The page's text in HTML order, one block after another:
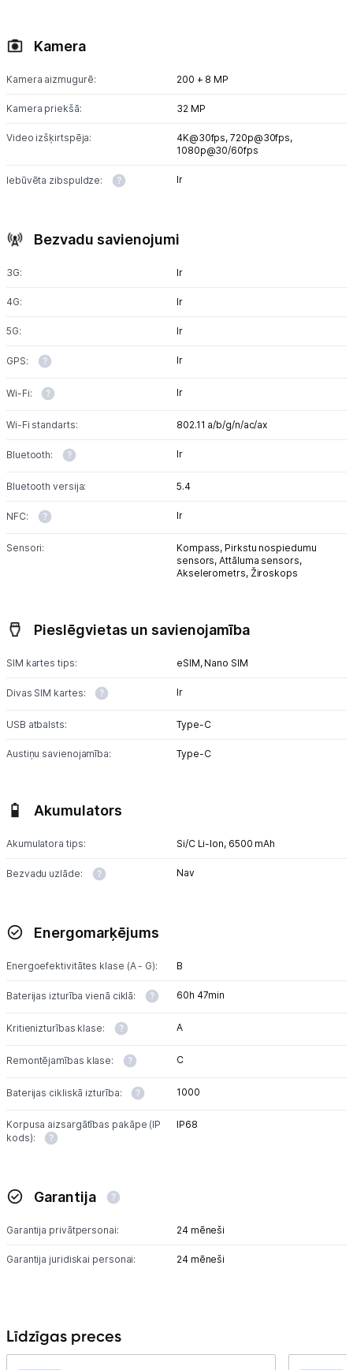
Kamera
Kamera aizmugurē: 200 + 8 MP
Kamera priekšā: 32 MP
Video izšķirtspēja: 4K@30fps,720p@30fps,
1080p@30/60fps
Iebūvēta zibspuldze: Ir
Bezvadu savienojumi
3G: Ir
4G: Ir
5G: Ir
GPS: Ir
Wi-Fi: Ir
Wi-Fi standarts: 802.11 a/b/g/n/ac/ax
Bluetooth: Ir
Bluetooth versija: 5.4
NFC: Ir
Sensori: Kompass, Pirkstu nospiedumu
sensors,Attāluma sensors,
Akselerometrs, Žiroskops
Pieslēgvietas un savienojamība
SIM kartes tips: eSIM, Nano SIM
Divas SIM kartes: Ir
USB atbalsts: Type-C
Austiņu savienojamība: Type-C
Akumulators
Akumulatora tips: Si/C Li-Ion, 6500 mAh
Bezvadu uzlāde: Nav
Energomarķējums
Energoefektivitātes klase (A - G): B
Baterijas izturība vienā ciklā: 60h 47min
Kritienizturības klase: A
Remontējamības klase: C
Baterijas cikliskā izturība: 1000
Korpusa aizsargātības pakāpe (IP
kods):
IP68
Garantija
Garantija privātpersonai: 24 mēneši
Garantija juridiskai personai: 24 mēneši
Līdzīgas preces